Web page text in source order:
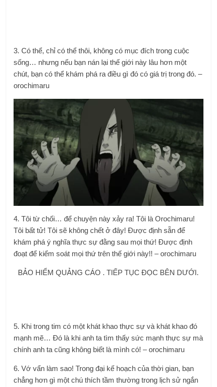
3. Có thể, chỉ có thể thôi, không có mục đích trong cuộc
sống… nhưng nếu bạn nán lại thế giới này lâu hơn một
chút, bạn có thể khám phá ra điều gì đó có giá trị trong đó. –
orochimaru
4. Tôi từ chối… để chuyện này xảy ra! Tôi là Orochimaru!
Tôi bất tử! Tôi sẽ không chết ở đây! Được định sẵn để
khám phá ý nghĩa thực sự đằng sau mọi thứ! Được định
đoạt để kiểm soát mọi thứ trên thế giới này!! – orochimaru
BẢO HIỂM QUẢNG CÁO . TIẾP TỤC ĐỌC BÊN DƯỚI.
5. Khi trong tim có một khát khao thực sự và khát khao đó
mạnh mẽ… Đó là khi anh ta tìm thấy sức mạnh thực sự mà
chính anh ta cũng không biết là mình có! – orochimaru
6. Vớ vẩn làm sao! Trong đại kế hoạch của thời gian, bạn
chẳng hơn gì một chú thích tầm thường trong lịch sử ngắn